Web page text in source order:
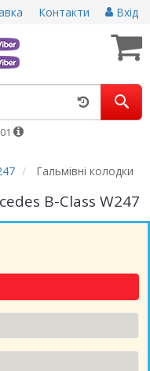
Контакти Вхід
Гальмівні колодки
B-Class W247